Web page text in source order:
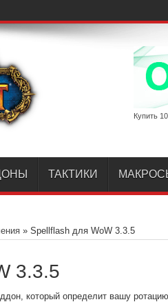
Купить
ТАКТИКИ
» Spellflash для WoW 3.3.5
3.3.5
который определит вашу